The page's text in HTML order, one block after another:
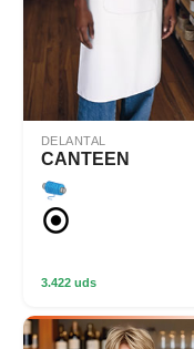
DELANTAL
CANTEEN
3.422 uds